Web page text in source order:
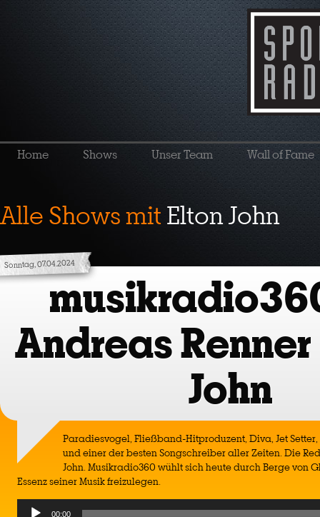
Home Shows Unser Team Wall of Fame
Alle Shows mitElton John
Sonntag, 07.04.2024
Andreas
John
Paradiesvogel, Fließband-Hitproduzent, Diva, Jet Setter,
und einer der besten Songschreiber aller Zeiten. Die
John. Musikradio360 wühlt sich heute durch Berge von
Essenz seiner Musik freizulegen.
Audio
00:00